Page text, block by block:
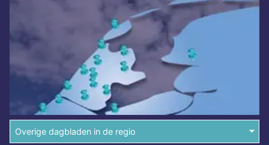
Overige dagbladen in de regio